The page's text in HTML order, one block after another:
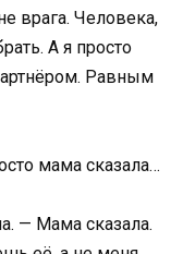
врага. Человека,
А я просто
Равным
мама сказала…
— Мама сказала.